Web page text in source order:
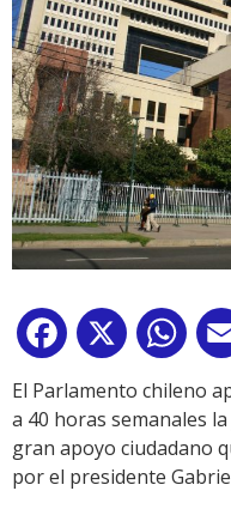
Facebook
X
El Parlamento chileno
a 40 horas semanales
gran apoyo ciudadano
por el presidente